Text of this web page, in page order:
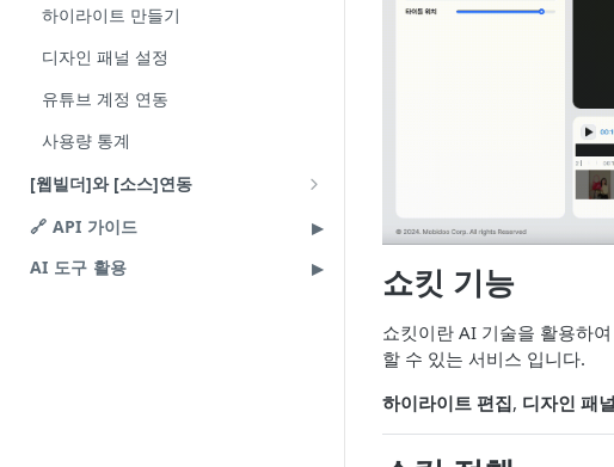
큐레이션 설정
모아보기 화면 구성
하이라이트 만들기
디자인 패널 설정
유튜브 계정 연동
사용량 통계
[웹빌더]와 [소스]연동
카페24와 소스라이브 연동
메이크샵과 소스라이브 연동
🔗 API 가이드
AI 도구 활용
쇼킷 기능
쇼킷이란 AI 기술을 활용하
할 수 있는 서비스 입니다.
하이라이트 편집, 디자인 패